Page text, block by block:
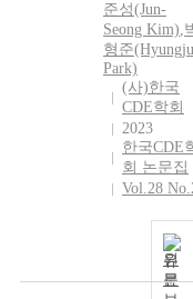
준성(Jun-
Seong Kim),
형준
Park)
(사)한국
CDE학회
2023
한국CDE
회 논문집
Vol.28
원
문